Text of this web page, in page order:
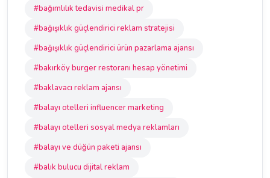
#bağımlılık tedavisi medikal pr
#bağışıklık güçlendirici reklam stratejisi
#bağışıklık güçlendirici ürün pazarlama ajansı
#bakırköy burger restoranı hesap yönetimi
#baklavacı reklam ajansı
#balayı otelleri influencer marketing
#balayı otelleri sosyal medya reklamları
#balayı ve düğün paketi ajansı
#balık bulucu dijital reklam